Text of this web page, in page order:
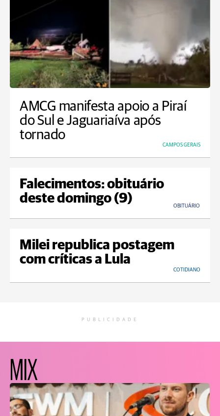
AMCG manifesta apoio a Piraí
do Sul e Jaguariaíva após
tornado
CAMPOS GERAIS
Falecimentos: obituário
deste domingo (9)
OBITUÁRIO
Milei republica postagem
com críticas a Lula
COTIDIANO
PUBLICIDADE
MIX